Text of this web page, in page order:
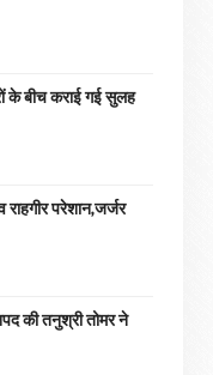
के बीच कराई गई सुलह
परेशान,जर्जर
की तनुश्री तोमर ने